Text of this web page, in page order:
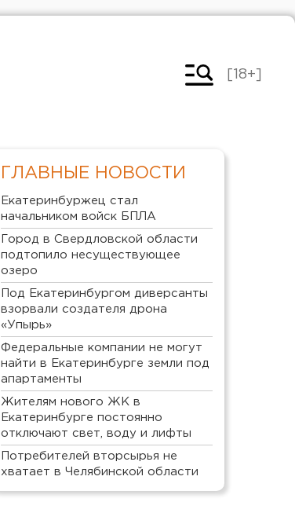
[18+]
ГЛАВНЫЕ НОВОСТИ
Екатеринбуржец стал
начальником войск БПЛА
Город в Свердловской области
подтопило несуществующее
озеро
Под Екатеринбургом диверсанты
взорвали создателя дрона
«Упырь»
Федеральные компании не могут
найти в Екатеринбурге земли под
апартаменты
Жителям нового ЖК в
Екатеринбурге постоянно
отключают свет, воду и лифты
Потребителей вторсырья не
хватает в Челябинской области